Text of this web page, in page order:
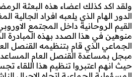
ولقد اكد كذلك اعضاء هذه البعثة
الدور الهام الذي يلعبه افراد الجالية
القيم الروحانية داخل المجتمع
منوهين في هذا الصدد بهذه المبادرة
الجماعي الذي قام بتنظيمه القنصل
مبجل بمساعدة القنصل العام
حيث انهم اعتبروا تنظيم هذا اللقاء